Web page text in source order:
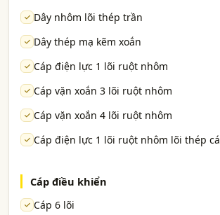
Dây nhôm lõi thép trần
Dây thép mạ kẽm xoắn
Cáp điện lực 1 lõi ruột nhôm
Cáp vặn xoắn 3 lõi ruột nhôm
Cáp vặn xoắn 4 lõi ruột nhôm
Cáp điện lực 1 lõi ruột nhôm lõi thép
Cáp điều khiển
Cáp 6 lõi